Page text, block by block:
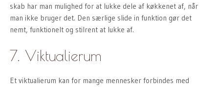
skab har man mulighed for at lukke dele af køkkenet af, når
man ikke bruger det. Den særlige slide in funktion gør det
nemt, funktionelt og stilrent at lukke af.
7. Viktualierum
Et viktualierum kan for mange mennesker forbindes med